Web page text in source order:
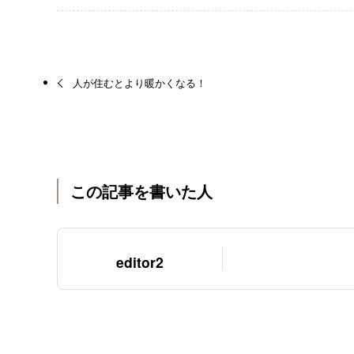
人が住むとより暖かくなる！
この記事を書いた人
editor2